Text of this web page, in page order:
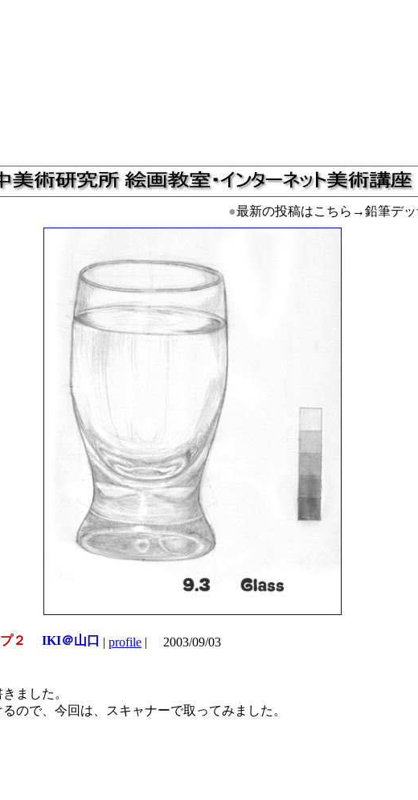
●最新の投稿はこちら→鉛筆デッ
２ IKI＠山口 | profile |
2003/09/03
ました。
ので、今回は、スキャナーで取ってみました。